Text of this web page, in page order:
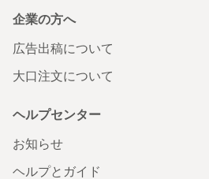
企業の方へ
広告出稿について
大口注文について
ヘルプセンター
お知らせ
ヘルプとガイド